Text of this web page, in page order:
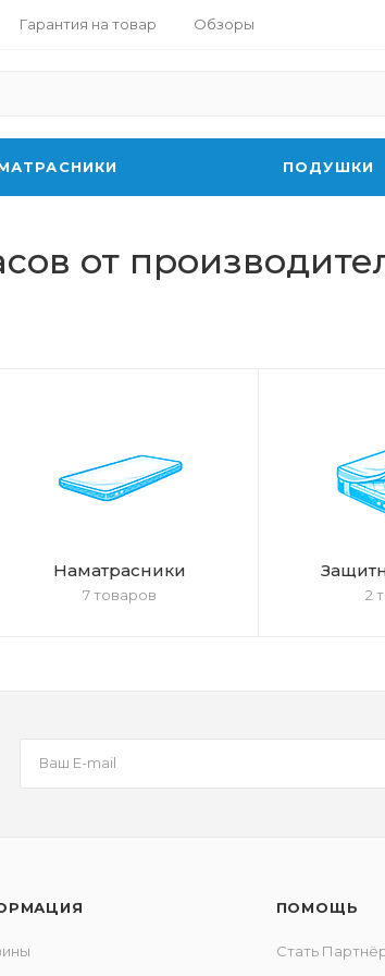
Гарантия на товар Обзоры
ПОДУШКИ
от
Наматрасники
7 товаров 2
ПОМОЩЬ
Стать